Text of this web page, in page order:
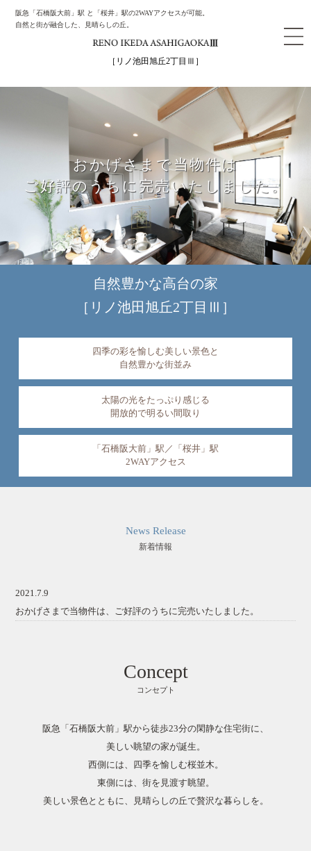
阪急「石橋阪大前」駅 と「桜井」駅の2WAYアクセスが可能。
自然と街が融合した、見晴らしの丘。
［リノ池田旭丘2丁目Ⅲ］
おかげさまで当物件は
ご好評のうちに完売いたしました。
自然豊かな高台の家
［リノ池田旭丘2丁目Ⅲ］
四季の彩を愉しむ美しい景色と
自然豊かな街並み
太陽の光をたっぷり感じる
開放的で明るい間取り
「石橋阪大前」駅／「桜井」駅
2WAYアクセス
News Release
新着情報
2021.7.9
おかげさまで当物件は、ご好評のうちに完売いたしました。
Concept
コンセプト
阪急「石橋阪大前」駅から徒歩23分の閑静な住宅街に、
美しい眺望の家が誕生。
西側には、四季を愉しむ桜並木。
東側には、街を見渡す眺望。
美しい景色とともに、見晴らしの丘で贅沢な暮らしを。